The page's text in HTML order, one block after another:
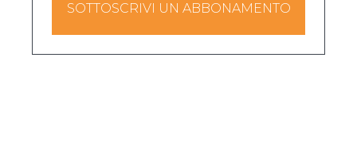
SOTTOSCRIVI UN ABBONAMENTO